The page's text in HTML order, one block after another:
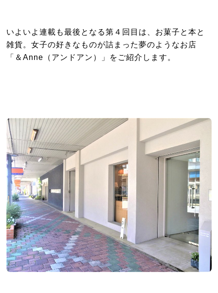
いよいよ連載も最後となる第４回目は、お菓子と本と
雑貨。女子の好きなものが詰まった夢のようなお店
「＆Anne（アンドアン）」をご紹介します。